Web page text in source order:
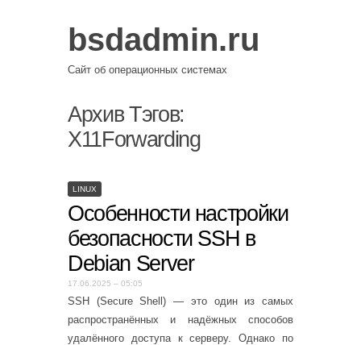
bsdadmin.ru
Сайт об операционных системах
Архив Тэгов:
X11Forwarding
LINUX
Особенности настройки
безопасности SSH в
Debian Server
17.06.2025 – 05:05
SSH (Secure Shell) — это один из самых
распространённых и надёжных способов
удалённого доступа к серверу. Однако по